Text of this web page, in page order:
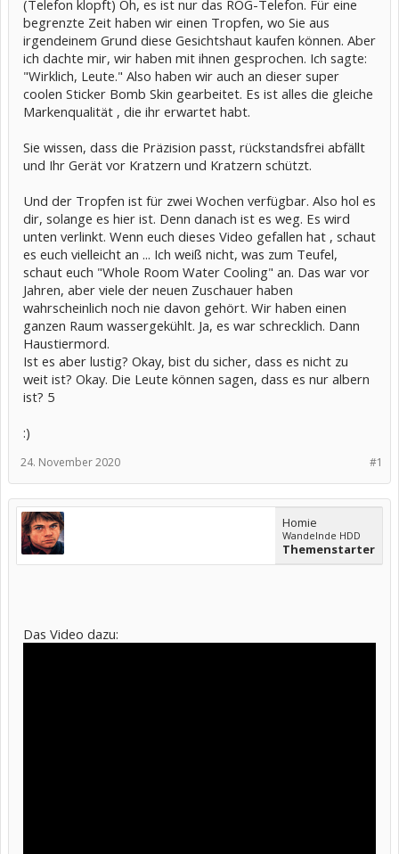
(Telefon klopft) Oh, es ist nur das ROG-Telefon. Für eine
begrenzte Zeit haben wir einen Tropfen, wo Sie aus
irgendeinem Grund diese Gesichtshaut kaufen können. Aber
ich dachte mir, wir haben mit ihnen gesprochen. Ich sagte:
"Wirklich, Leute." Also haben wir auch an dieser super
coolen Sticker Bomb Skin gearbeitet. Es ist alles die gleiche
Markenqualität , die ihr erwartet habt.
Sie wissen, dass die Präzision passt, rückstandsfrei abfällt
und Ihr Gerät vor Kratzern und Kratzern schützt.
Und der Tropfen ist für zwei Wochen verfügbar. Also hol es
dir, solange es hier ist. Denn danach ist es weg. Es wird
unten verlinkt. Wenn euch dieses Video gefallen hat , schaut
es euch vielleicht an ... Ich weiß nicht, was zum Teufel,
schaut euch "Whole Room Water Cooling" an. Das war vor
Jahren, aber viele der neuen Zuschauer haben
wahrscheinlich noch nie davon gehört. Wir haben einen
ganzen Raum wassergekühlt. Ja, es war schrecklich. Dann
Haustiermord.
Ist es aber lustig? Okay, bist du sicher, dass es nicht zu
weit ist? Okay. Die Leute können sagen, dass es nur albern
ist? 5
:)
#1
24. November 2020
Homie
Wandelnde HDD
Themenstarter
Das Video dazu: